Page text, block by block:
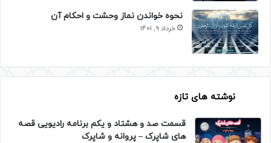
نحوه خواندن نماز وحشت و احکام آن
خرداد 9, 1401
نوشته های تازه
قسمت صد و هشتاد و یکم برنامه رادیویی قصه
های شاپرک – پروانه و شاپرک